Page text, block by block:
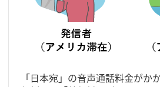
「日本宛」の音声通話料金がか